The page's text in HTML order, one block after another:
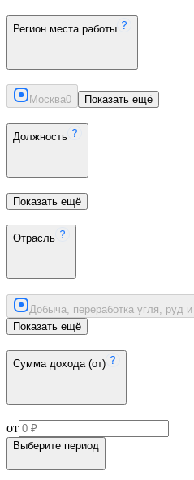
Регион места работы
Москва0 Показать ещё
Должность
Показать ещё
Отрасль
Добыча, переработка угля, руд
Показать ещё
Сумма дохода (от)
от
Выберите период